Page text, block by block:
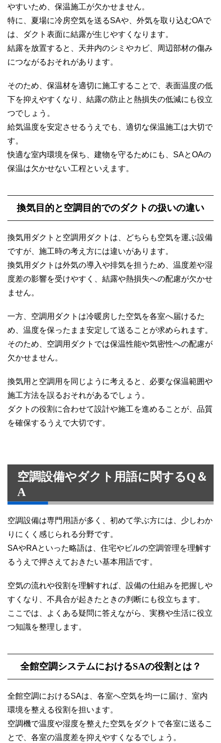
やすいため、保温施工が欠かせません。
特に、夏場に冷房空気を送るSAや、外気を取り込むOAで
は、ダクト表面に結露が生じやすくなります。
結露を放置すると、天井内のシミやカビ、周辺部材の傷み
につながるおそれがあります。
そのため、保温材を適切に施工することで、表面温度の低
下を抑えやすくなり、結露の防止と熱損失の低減にも役立
つでしょう。
給気温度を安定させるうえでも、適切な保温施工は大切で
す。
快適な室内環境を保ち、建物を守るためにも、SAとOAの
保温は欠かせない工程といえます。
換気目的と空調目的でのダクトの扱いの違い
換気用ダクトと空調用ダクトは、どちらも空気を運ぶ設備
ですが、施工時の考え方には違いがあります。
換気用ダクトは外気の導入や排気を担うため、温度差や湿
度差の影響を受けやすく、結露や熱損失への配慮が欠かせ
ません。
一方、空調用ダクトは冷暖房した空気を各室へ届けるた
め、温度を保ったまま安定して送ることが求められます。
そのため、空調用ダクトでは保温性能や気密性への配慮が
欠かせません。
換気用と空調用を同じように考えると、必要な保温範囲や
施工方法を誤るおそれがあるでしょう。
ダクトの役割に合わせて設計や施工を進めることが、品質
を確保するうえで大切です。
空調設備やダクト用語に関するQ＆
A
空調設備は専門用語が多く、初めて学ぶ方には、少しわか
りにくく感じられる分野です。
SAやRAといった略語は、住宅やビルの空調管理を理解す
るうえで押さえておきたい基本用語です。
空気の流れや役割を理解すれば、設備の仕組みを把握しや
すくなり、不具合が起きたときの判断にも役立ちます。
ここでは、よくある疑問に答えながら、実務や生活に役立
つ知識を整理します。
全館空調システムにおけるSAの役割とは？
全館空調におけるSAは、各室へ空気を均一に届け、室内
環境を整える役割を担います。
空調機で温度や湿度を整えた空気をダクトで各室に送るこ
とで、各室の温度差を抑えやすくなるでしょう。